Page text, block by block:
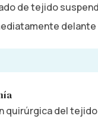
de tejido
quirúrgica del